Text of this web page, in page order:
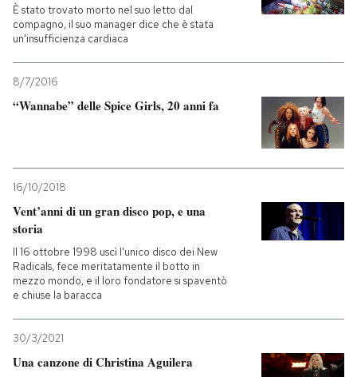
È stato trovato morto nel suo letto dal
compagno, il suo manager dice che è stata
un'insufficienza cardiaca
8/7/2016
“Wannabe” delle Spice Girls, 20 anni fa
16/10/2018
Vent’anni di un gran disco pop, e una
storia
Il 16 ottobre 1998 uscì l'unico disco dei New
Radicals, fece meritatamente il botto in
mezzo mondo, e il loro fondatore si spaventò
e chiuse la baracca
30/3/2021
Una canzone di Christina Aguilera